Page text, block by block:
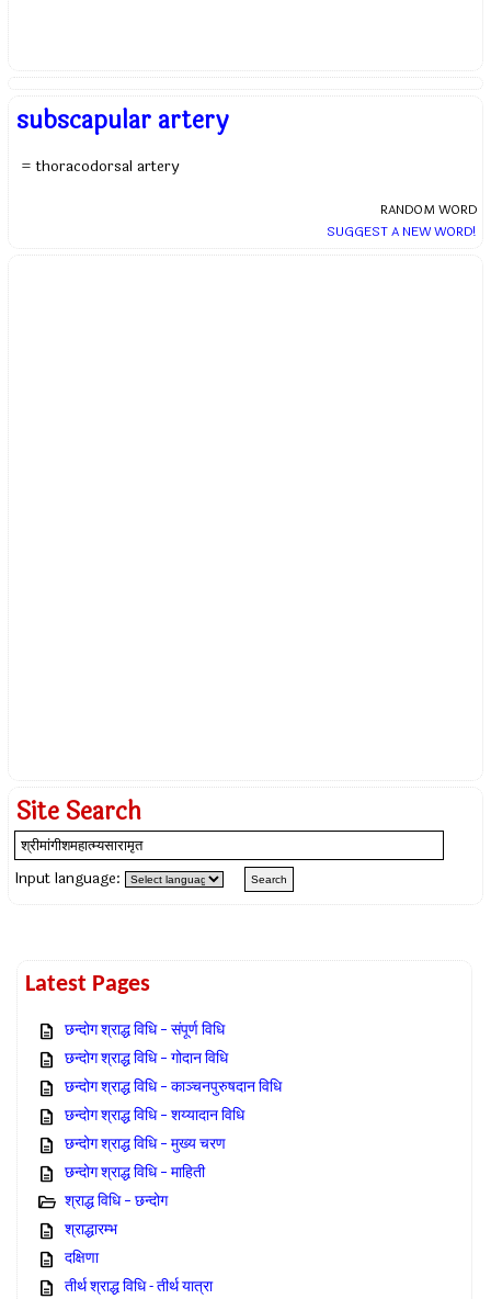
subscapular artery
= thoracodorsal artery
RANDOM WORD
SUGGEST A NEW WORD!
Site Search
Input language:
Latest Pages
छन्दोग श्राद्ध विधि – संपूर्ण विधि
छन्दोग श्राद्ध विधि – गोदान विधि
छन्दोग श्राद्ध विधि – काञ्चनपुरुषदान विधि
छन्दोग श्राद्ध विधि – शय्यादान विधि
छन्दोग श्राद्ध विधि – मुख्य चरण
छन्दोग श्राद्ध विधि – माहिती
श्राद्ध विधि – छन्दोग
श्राद्धारम्भ
दक्षिणा
तीर्थ श्राद्ध विधि - तीर्थ यात्रा